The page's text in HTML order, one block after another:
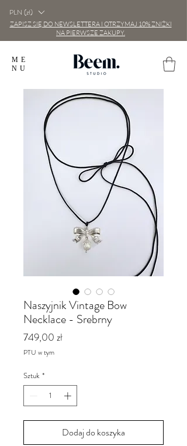
ME
NU
PLN (zł)
ZAPISZ SIĘ DO NEWSLETTERA I OTRZYMAJ 10% ZNIŻKI
NA PIERWSZE ZAKUPY.
Naszyjnik Vintage Bow
Necklace - Srebrny
749,00 złCena
PTU w tym
Sztuk *
Dodaj do koszyka